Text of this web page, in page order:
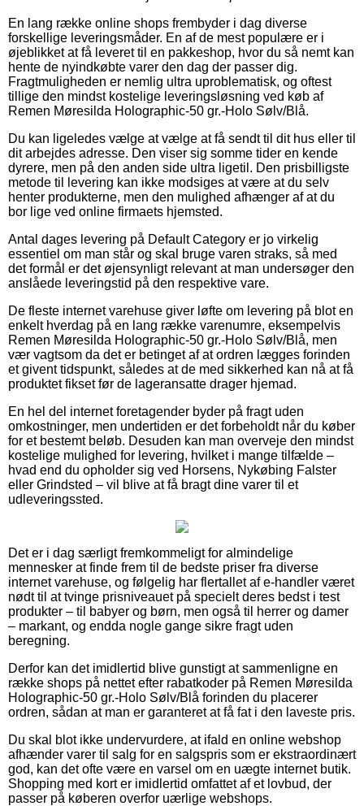
En lang række online shops frembyder i dag diverse
forskellige leveringsmåder. En af de mest populære er i
øjeblikket at få leveret til en pakkeshop, hvor du så nemt kan
hente de nyindkøbte varer den dag der passer dig.
Fragtmuligheden er nemlig ultra uproblematisk, og oftest
tillige den mindst kostelige leveringsløsning ved køb af
Remen Møresilda Holographic-50 gr.-Holo Sølv/Blå.
Du kan ligeledes vælge at vælge at få sendt til dit hus eller til
dit arbejdes adresse. Den viser sig somme tider en kende
dyrere, men på den anden side ultra ligetil. Den prisbilligste
metode til levering kan ikke modsiges at være at du selv
henter produkterne, men den mulighed afhænger af at du
bor lige ved online firmaets hjemsted.
Antal dages levering på Default Category er jo virkelig
essentiel om man står og skal bruge varen straks, så med
det formål er det øjensynligt relevant at man undersøger den
anslåede leveringstid på den respektive vare.
De fleste internet varehuse giver løfte om levering på blot en
enkelt hverdag på en lang række varenumre, eksempelvis
Remen Møresilda Holographic-50 gr.-Holo Sølv/Blå, men
vær vagtsom da det er betinget af at ordren lægges forinden
et givent tidspunkt, således at de med sikkerhed kan nå at få
produktet fikset før de lageransatte drager hjemad.
En hel del internet foretagender byder på fragt uden
omkostninger, men undertiden er det forbeholdt når du køber
for et bestemt beløb. Desuden kan man overveje den mindst
kostelige mulighed for levering, hvilket i mange tilfælde –
hvad end du opholder sig ved Horsens, Nykøbing Falster
eller Grindsted – vil blive at få bragt dine varer til et
udleveringssted.
Det er i dag særligt fremkommeligt for almindelige
mennesker at finde frem til de bedste priser fra diverse
internet varehuse, og følgelig har flertallet af e-handler været
nødt til at tvinge prisniveauet på specielt deres bedst i test
produkter – til babyer og børn, men også til herrer og damer
– markant, og endda nogle gange sikre fragt uden
beregning.
Derfor kan det imidlertid blive gunstigt at sammenligne en
række shops på nettet efter rabatkoder på Remen Møresilda
Holographic-50 gr.-Holo Sølv/Blå forinden du placerer
ordren, sådan at man er garanteret at få fat i den laveste pris.
Du skal blot ikke undervurdere, at ifald en online webshop
afhænder varer til salg for en salgspris som er ekstraordinært
god, kan det ofte være en varsel om en uægte internet butik.
Shopping med kort er imidlertid omfattet af et lovbud, der
passer på køberen overfor uærlige webshops.